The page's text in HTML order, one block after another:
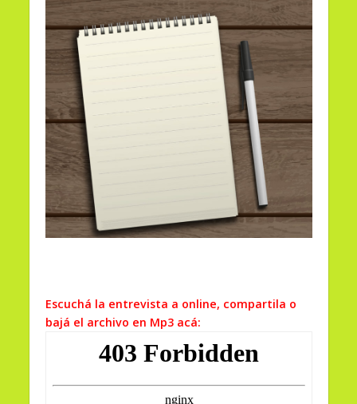
Escuchá la entrevista a online, compartila o
bajá el archivo en Mp3 acá: